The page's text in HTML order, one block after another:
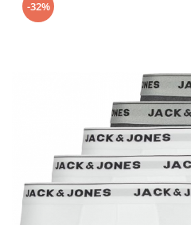
Trotinete electrice
Curatenie si intretinere
Hobby-uri creative
Iluminat & Electrice
Jaluzele
-32%